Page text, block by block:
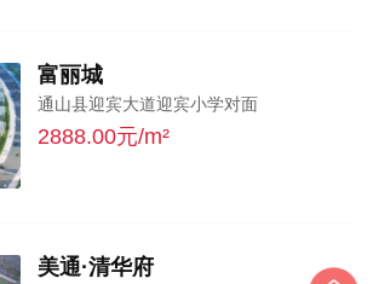
富丽城
通山县迎宾大道迎宾小学对面
2888.00元/m²
美通·清华府